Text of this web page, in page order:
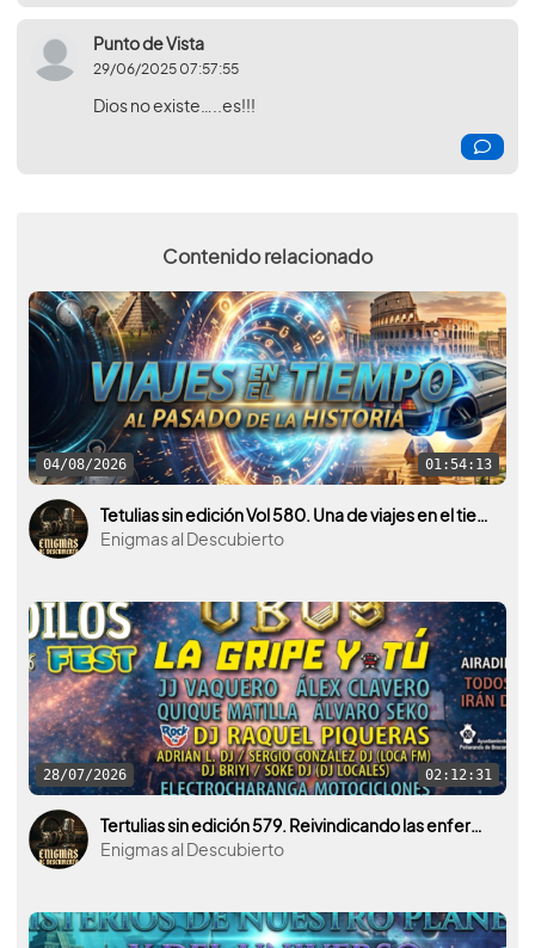
Punto de Vista
29/06/2025 07:57:55
Dios no existe…..es!!!
Contenido relacionado
04/08/2026 01:54:13
Tetulias sin edición Vol 580. Una de viajes en el tiempo, al pasado de la historia.
Enigmas al Descubierto
28/07/2026 02:12:31
Tertulias sin edición 579. Reivindicando las enfermedades raras. Con Miguel Ángel Sánchez y el Airadilos Fest.
Enigmas al Descubierto